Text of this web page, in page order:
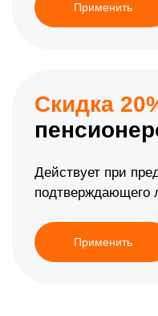
Применить
Скидка
Действует при
подтверждающего
Применить